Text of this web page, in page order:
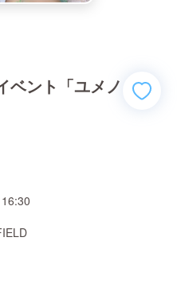
ベント「ユメノ
16:30